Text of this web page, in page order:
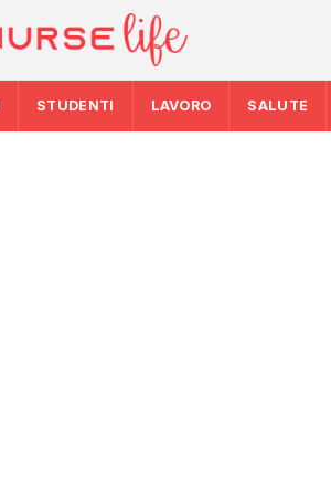
STUDENTI LAVORO SALUTE